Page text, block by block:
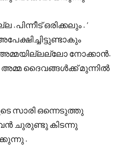
ഒരിക്കലും . ‘
നോക്കാൻ.
അമ്മ ദൈവങ്ങൾക്ക് മുന്നിൽ
സാരി ഒന്നെടുത്തു
ചുരുണ്ടു കിടന്നു
.